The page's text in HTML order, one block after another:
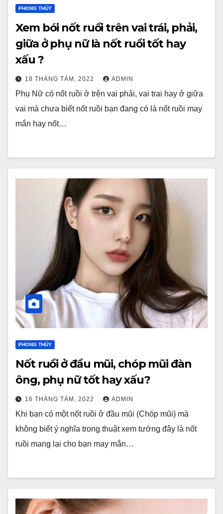
PHONG THỦY
Xem bói nốt ruồi trên vai trái, phải,
giữa ở phụ nữ là nốt ruồi tốt hay
xấu ?
18 THÁNG TÁM, 2022 ADMIN
Phụ Nữ có nốt ruồi ở trên vai phải, vai trai hay ở giữa
vai mà chưa biết nốt ruồi bạn đang có là nốt ruồi may
mắn hay nốt…
PHONG THỦY
Nốt ruồi ở đầu mũi, chóp mũi đàn
ông, phụ nữ tốt hay xấu?
16 THÁNG TÁM, 2022 ADMIN
Khi bạn có một nốt ruồi ở đầu mũi (Chóp mũi) mà
không biết ý nghĩa trong thuật xem tướng đây là nốt
ruồi mang lại cho bạn may mắn…